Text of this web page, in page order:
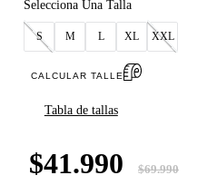
S M L XL XXL
CALCULAR TALLE
Tabla de tallas
$41.990 $69.990